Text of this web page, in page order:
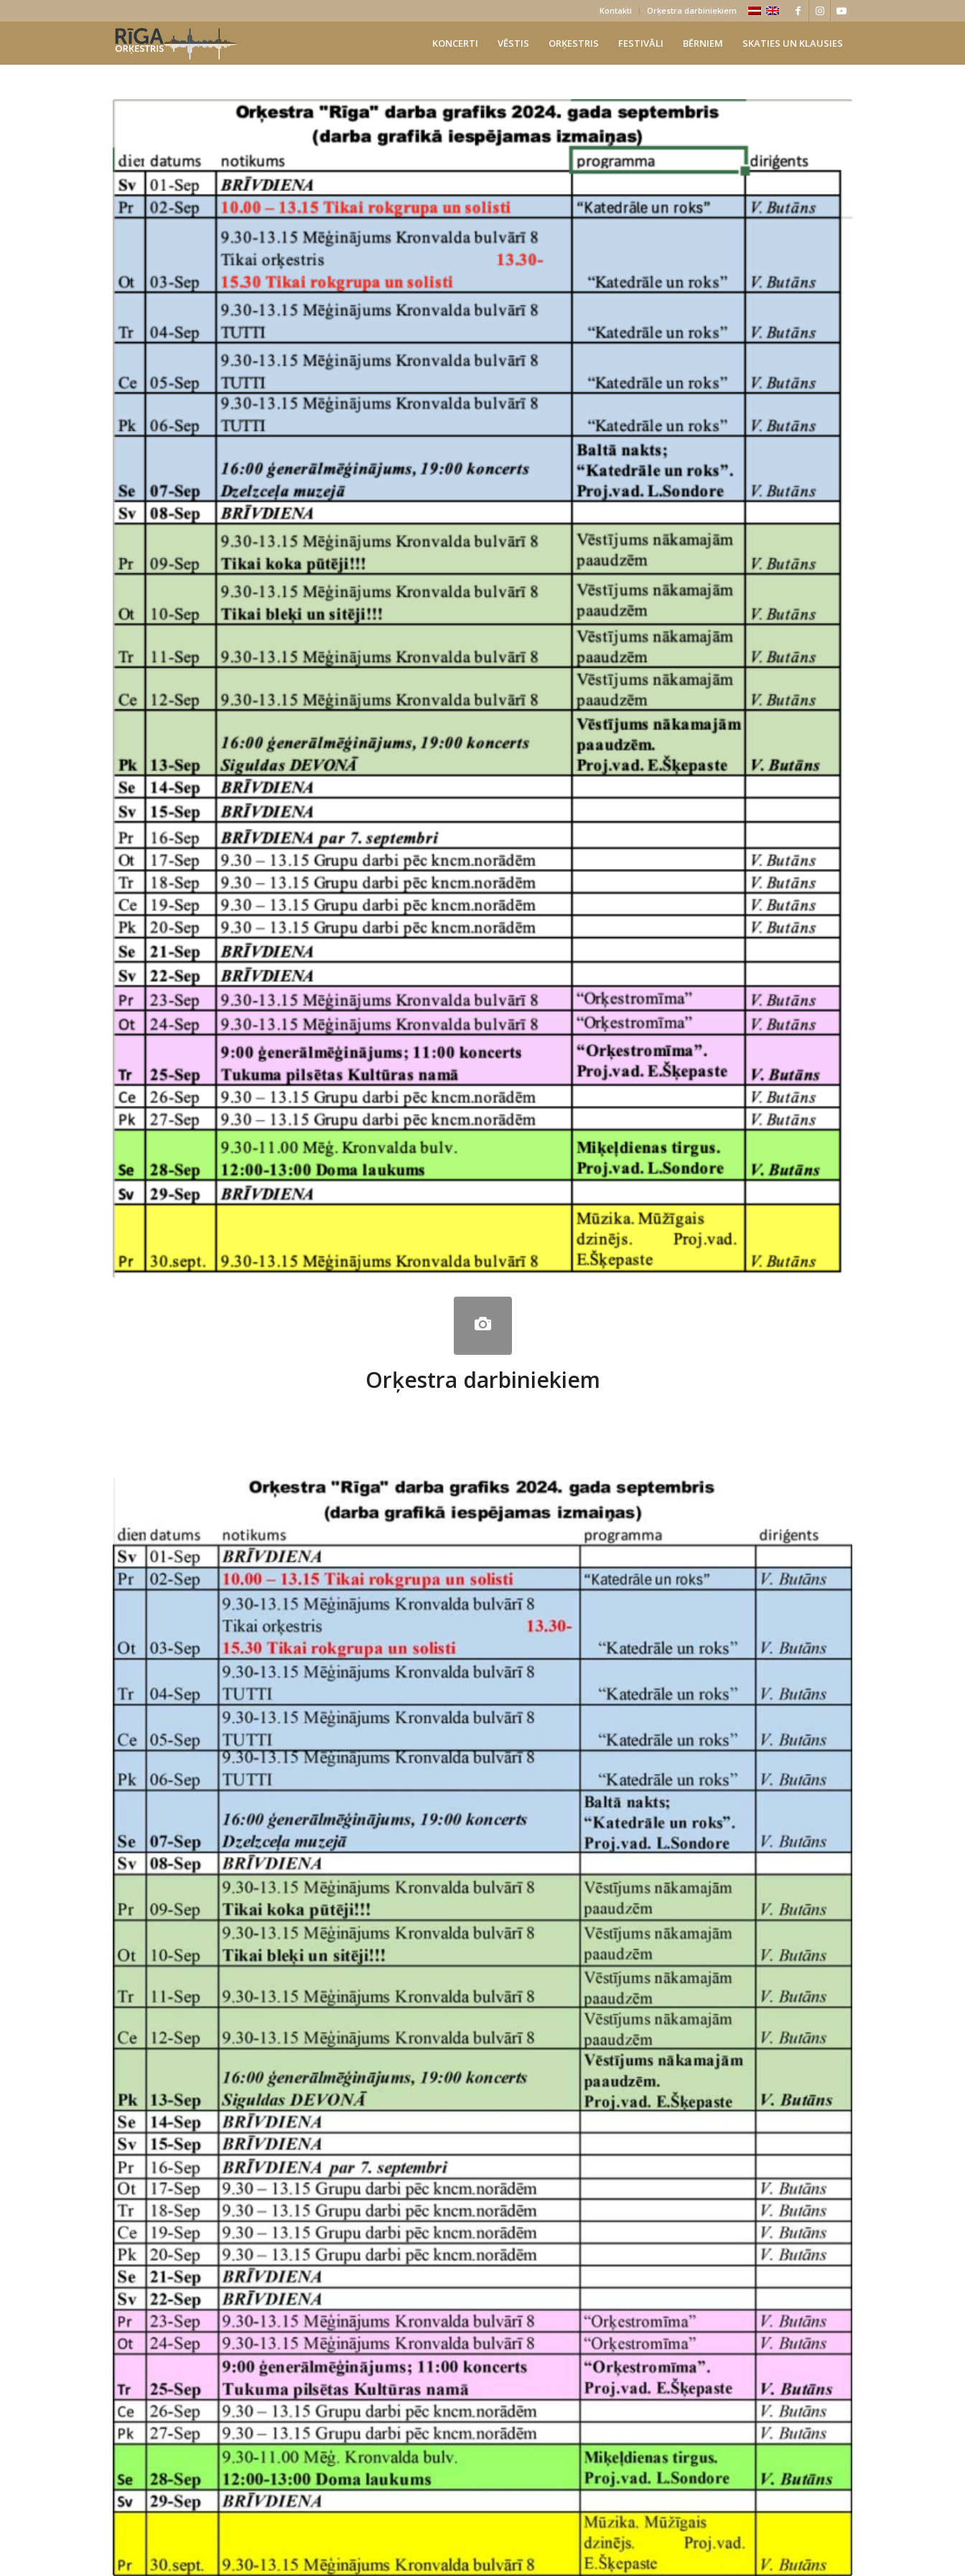
Kontakti Orķestra darbiniekiem
KONCERTI VĒSTIS ORĶESTRIS FESTIVĀLI BĒRNIEM SKATIES UN KLAUSIES
Orķestra darbiniekiem